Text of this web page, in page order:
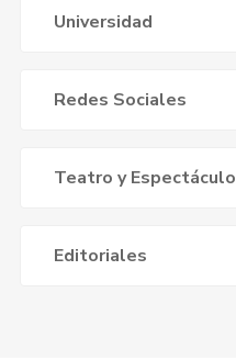
Universidad
Redes Sociales
Teatro y Espectáculo
Editoriales